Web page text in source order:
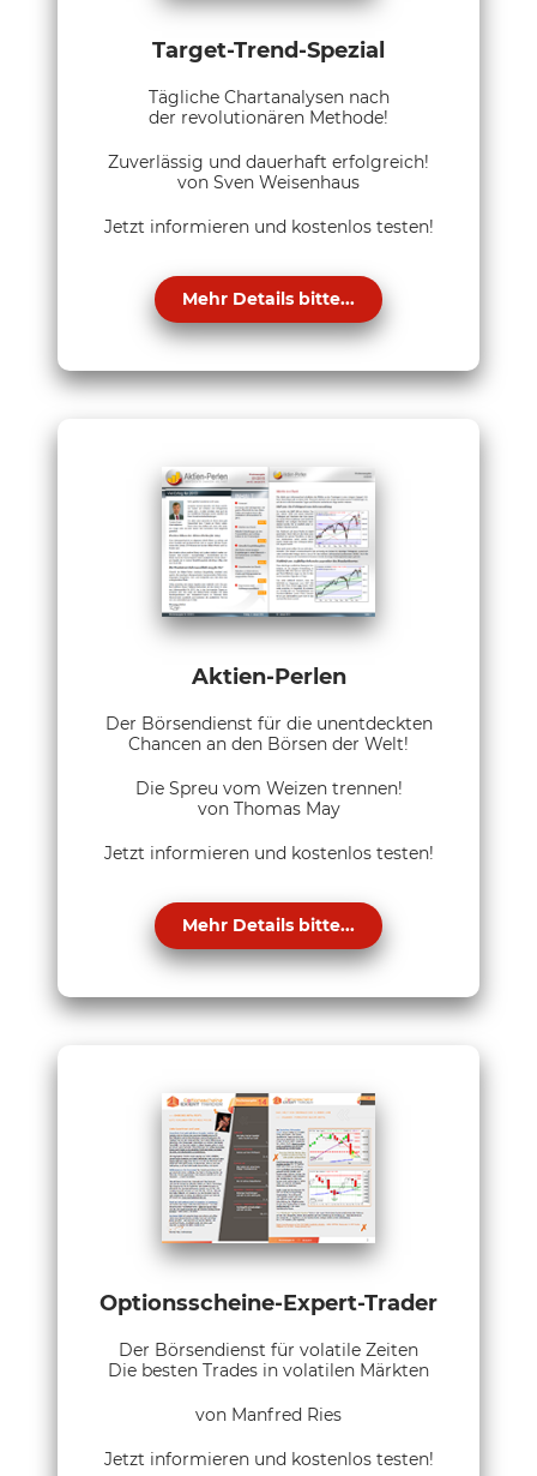
Target-Trend-Spezial
Tägliche Chartanalysen nach
der revolutionären Methode!
Zuverlässig und dauerhaft erfolgreich!
von Sven Weisenhaus
Jetzt informieren und kostenlos testen!
Mehr Details bitte...
Aktien-Perlen
Der Börsendienst für die unentdeckten
Chancen an den Börsen der Welt!
Die Spreu vom Weizen trennen!
von Thomas May
Jetzt informieren und kostenlos testen!
Mehr Details bitte...
Optionsscheine-Expert-Trader
Der Börsendienst für volatile Zeiten
Die besten Trades in volatilen Märkten
von Manfred Ries
Jetzt informieren und kostenlos testen!